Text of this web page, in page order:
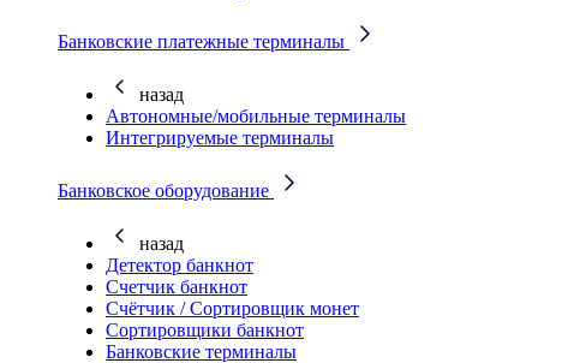
Банковские платежные терминалы
назад
Автономные/мобильные терминалы
Интегрируемые терминалы
Банковское оборудование
назад
Детектор банкнот
Счетчик банкнот
Счётчик / Сортировщик монет
Сортировщики банкнот
Банковские терминалы